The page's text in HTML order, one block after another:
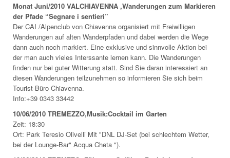
Monat Juni/2010 VALCHIAVENNA ,Wanderungen zum Markieren
der Pfade “Segnare i sentieri”
Der CAI /Alpenclub von Chiavenna organisiert mit Freiwilligen
Wanderungen auf alten Wanderpfaden und dabei werden die Wege
dann auch noch markiert. Eine exklusive und sinnvolle Aktion bei
der man auch vieles Interssante lernen kann. Die Wanderungen
finden nur bei guter Witterung statt. Sind Sie daran interessiert an
diesen Wanderungen teilzunehmen so informieren Sie sich beim
Tourist-Büro Chiavenna.
Info:+39 0343 33442
10/06/2010 TREMEZZO,Musik:Cocktail im Garten
Zeit: 18:30
Ort: Park Teresio Olivelli Mit "DNL DJ-Set (bei schlechtem Wetter,
bei der Lounge-Bar" Acqua Cheta ").